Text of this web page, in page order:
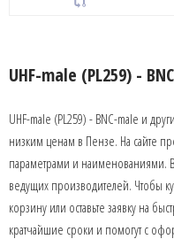
UHF-male (PL259) -
UHF-male (PL259) - BNC-male и
низким ценам в Пензе. На сайте
параметрами и наименованиями.
ведущих производителей. Чтобы
корзину или оставьте заявку на
кратчайшие сроки и помогут с